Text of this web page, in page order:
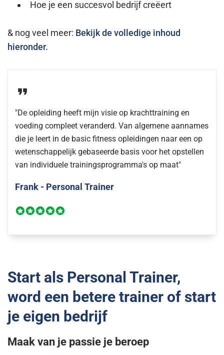
Hoe je een succesvol bedrijf creëert
& nog veel meer: Bekijk de volledige inhoud
hieronder.
"De opleiding heeft mijn visie op krachttraining en
voeding compleet veranderd. Van algemene aannames
die je leert in de basic fitness opleidingen naar een op
wetenschappelijk gebaseerde basis voor het opstellen
van individuele trainingsprogramma's op maat"
Frank - Personal Trainer
Start als Personal Trainer,
word een betere trainer of start
je eigen bedrijf
Maak van je passie je beroep